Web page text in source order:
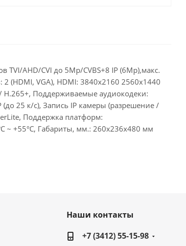
TVI/AHD/CVI до 5Mp/CVBS+8 IP (6Mp),макс.
(HDMI, VGA), HDMI: 3840х2160 2560х1440
Н.265+, Поддерживаемые аудиокодеки:
25 к/с), Запись IP камеры (разрешение /
Поддержка платформ:
~ +55°C, Габариты, мм.: 260х236x480 мм
Наши контакты
+7 (3412) 55-15-98